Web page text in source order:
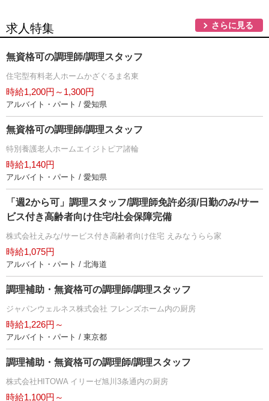
求人特集 さらに見る
無資格可の調理師/調理スタッフ
住宅型有料老人ホームかざぐるま名東
時給1,200円～1,300円
アルバイト・パート / 愛知県
無資格可の調理師/調理スタッフ
特別養護老人ホームエイジトピア諸輪
時給1,140円
アルバイト・パート / 愛知県
「週2から可」調理スタッフ/調理師免許必須/日勤のみ/サー
ビス付き高齢者向け住宅/社会保障完備
株式会社えみな/サービス付き高齢者向け住宅 えみなうらら家
時給1,075円
アルバイト・パート / 北海道
調理補助・無資格可の調理師/調理スタッフ
ジャパンウェルネス株式会社 フレンズホーム内の厨房
時給1,226円～
アルバイト・パート / 東京都
調理補助・無資格可の調理師/調理スタッフ
株式会社HITOWA イリーゼ旭川3条通内の厨房
時給1,100円～